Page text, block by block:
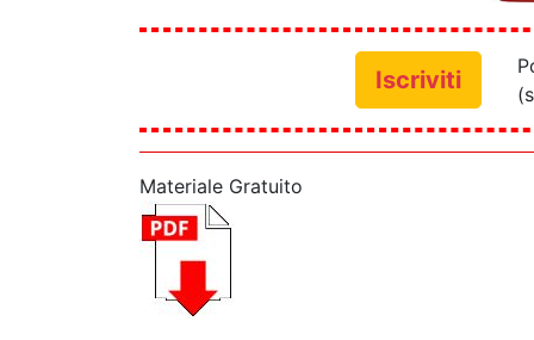
Iscriviti
Materiale Gratuito